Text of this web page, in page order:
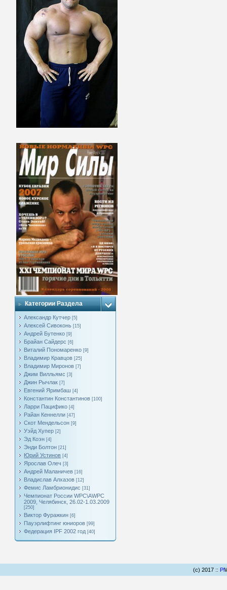
Категории Раздела
Александр Кутчер [5]
Алексей Сивоконь [15]
Андрей Бутенко [9]
Брайан Сайдерс [6]
Виталий Пономаренко [9]
Владимир Кравцов [25]
Владимир Миронов [7]
Джим Вилльямс [3]
Джин Рычлак [7]
Евгений Яримбаш [4]
Константин Константинов [100]
Ларри Пацифико [4]
Райан Кеннелли [47]
Скот Мендельсон [9]
Уэйд Хупер [2]
Эд Коэн [4]
Энди Болтон [21]
Юрий Устинов [4]
Ярослав Олеч [3]
Андрей Маланичев [16]
Владислав Алхазов [12]
Фемис Ламбрионидис [31]
Чемпионат России WPC\AWPC
2009, Челябинск, 26.02-1.03.2009
[250]
Виктор Фуражкин [6]
Пауэрлифтинг юниоров [99]
Федерация IPF 2002 год [40]
(c) 2017 :: Pl